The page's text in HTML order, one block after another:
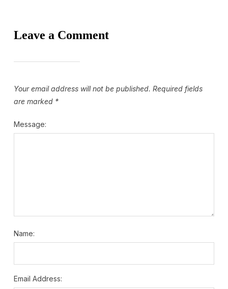
Leave a Comment
Your email address will not be published. Required fields
are marked *
Message:
Name:
Email Address: